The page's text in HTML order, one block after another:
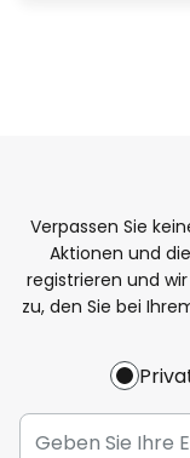
Verpassen Sie
Aktionen und
registrieren und
zu, den Sie bei